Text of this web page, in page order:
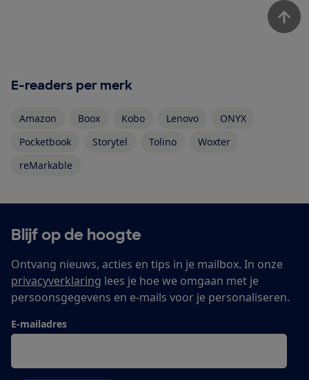
E-readers per merk
Amazon Boox Kobo Lenovo
ONYX
Pocketbook
Storytel Tolino
Woxter
reMarkable
Blijf op de hoogte
Ontvang nieuws, acties en tips in je mailbox. In onze
privacyverklaring lees je hoe we omgaan met je
persoonsgegevens en e-mails voor je personaliseren.
E-mailadres